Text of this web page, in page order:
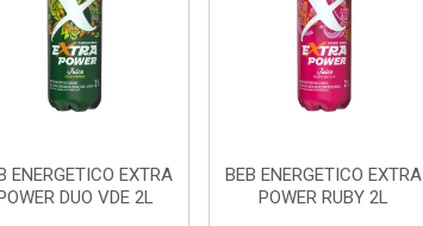
ENERGETICO EXTRA
DUO VDE 2L
BEB ENERGETICO EXTRA
POWER RUBY 2L